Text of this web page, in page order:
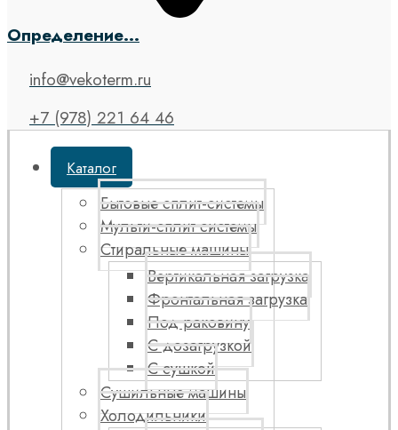
Определение...
info@vekoterm.ru
+7 (978) 221 64 46
Каталог
Бытовые сплит-системы
Мульти-сплит системы
Стиральные машины
Вертикальная загрузка
Фронтальная загрузка
Под раковину
С дозагрузкой
С сушкой
Сушильные машины
Холодильники